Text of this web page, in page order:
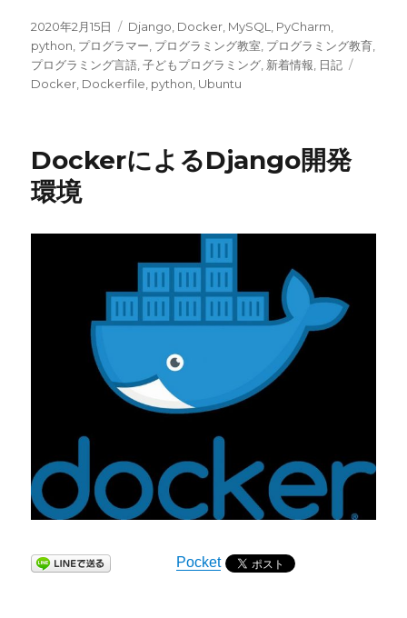
投
稿
日:
2020年2月15日
カ
テ
ゴ
リ
Django Docker MySQL PyCharm
python プログラマー プログラミング教室 プログラミング教育
プログラミング言語 ,子どもプログラミング 新着情報 日記
Docker Dockerfile python Ubuntu
DockerによるDjango開発
環境
Pocket